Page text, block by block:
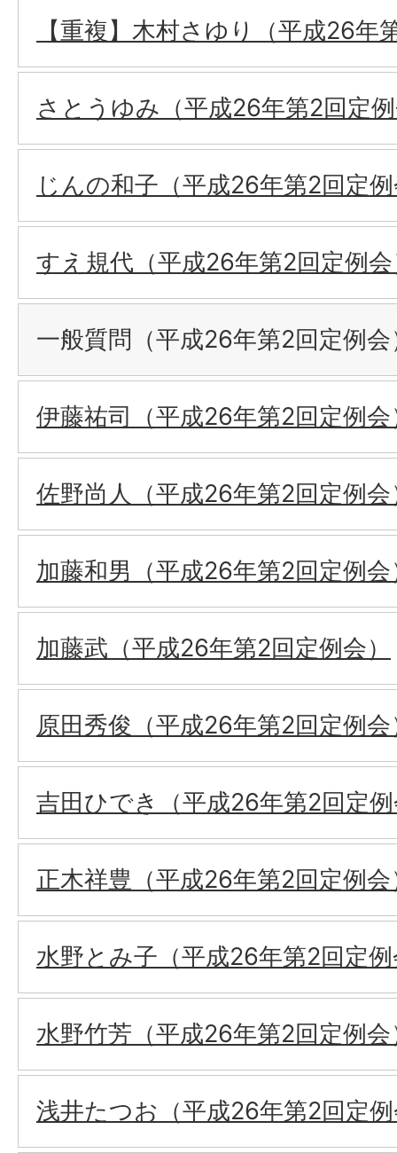
【重複】木村さゆり（平成26年
さとうゆみ（平成26年第2回定
じんの和子（平成26年第2回定
すえ規代（平成26年第2回定例
一般質問（平成26年第2回定例会
伊藤祐司（平成26年第2回定例会
佐野尚人（平成26年第2回定例会
加藤和男（平成26年第2回定例会
加藤武（平成26年第2回定例会）
原田秀俊（平成26年第2回定例会
吉田ひでき（平成26年第2回定
正木祥豊（平成26年第2回定例会
水野とみ子（平成26年第2回定
水野竹芳（平成26年第2回定例会
浅井たつお（平成26年第2回定